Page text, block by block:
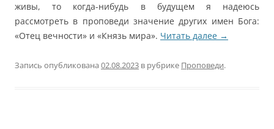
живы, то когда-нибудь в будущем я надеюсь
рассмотреть в проповеди значение других имен Бога:
«Отец вечности» и «Князь мира». Читать далее →
Запись опубликована 02.08.2023 в рубрике Проповеди.